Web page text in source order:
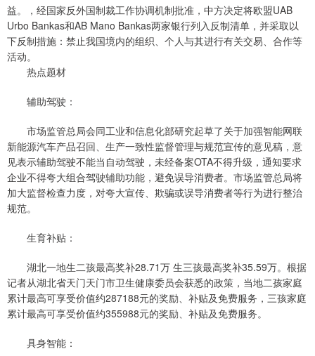
益。，经国家反外国制裁工作协调机制批准，中方决定将欧盟UAB
Urbo Bankas和AB Mano Bankas两家银行列入反制清单，并采取以
下反制措施：禁止我国境内的组织、个人与其进行有关交易、合作等
活动。
热点题材
辅助驾驶：
市场监管总局会同工业和信息化部研究起草了关于加强智能网联
新能源汽车产品召回、生产一致性监督管理与规范宣传的意见稿，意
见表示辅助驾驶不能当自动驾驶，未经备案OTA不得升级，通知要求
企业不得夸大组合驾驶辅助功能，避免误导消费者。市场监管总局将
加大监督检查力度，对夸大宣传、欺骗或误导消费者等行为进行整治
规范。
生育补贴：
湖北一地生二孩最高奖补28.71万 生三孩最高奖补35.59万。根据
记者从湖北省天门天门市卫生健康委员会获悉的政策，当地二孩家庭
累计最高可享受价值约287188元的奖励、补贴及免费服务，三孩家庭
累计最高可享受价值约355988元的奖励、补贴及免费服务。
具身智能：